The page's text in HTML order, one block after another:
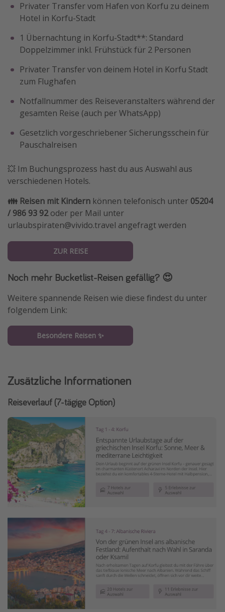
Privater Transfer vom Hafen von Korfu zu deinem
Hotel in Korfu-Stadt
1 Übernachtung in Korfu-Stadt**: Standard
Doppelzimmer inkl. Frühstück für 2 Personen
Privater Transfer von deinem Hotel in Korfu Stadt
zum Flughafen
Notfallnummer des Reiseveranstalters während der
gesamten Reise (auch per WhatsApp)
Gesetzlich vorgeschriebener Sicherungsschein für
Pauschalreisen
💥 Im Buchungsprozess hast du aus Auswahl aus
verschiedenen Hotels.
👪 Reisen mit Kindern können telefonisch unter 05204
/ 986 93 92oder per Mail unter
urlaubspiraten@vivido.travel angefragt werden
ZUR REISE
Noch mehr Bucketlist-Reisen gefällig? 😍
Weitere spannende Reisen wie diese findest du unter
folgendem Link:
Besondere Reisen ✨
Zusätzliche Informationen
Reiseverlauf (7-tägige Option)